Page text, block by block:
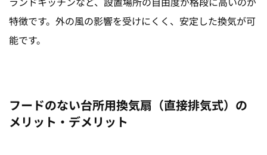
特徴です。外の風の影響を受けにくく、安定した換気が可
能です。
フードのない台所用換気扇（直接排気式）の
メリット・デメリット